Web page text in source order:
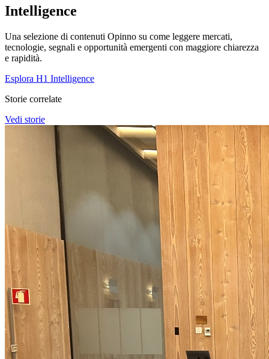
Intelligence
Una selezione di contenuti Opinno su come leggere mercati,
tecnologie, segnali e opportunità emergenti con maggiore chiarezza
e rapidità.
Esplora H1 Intelligence
Storie correlate
Vedi storie